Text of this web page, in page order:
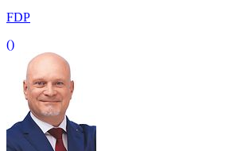
FDP
()